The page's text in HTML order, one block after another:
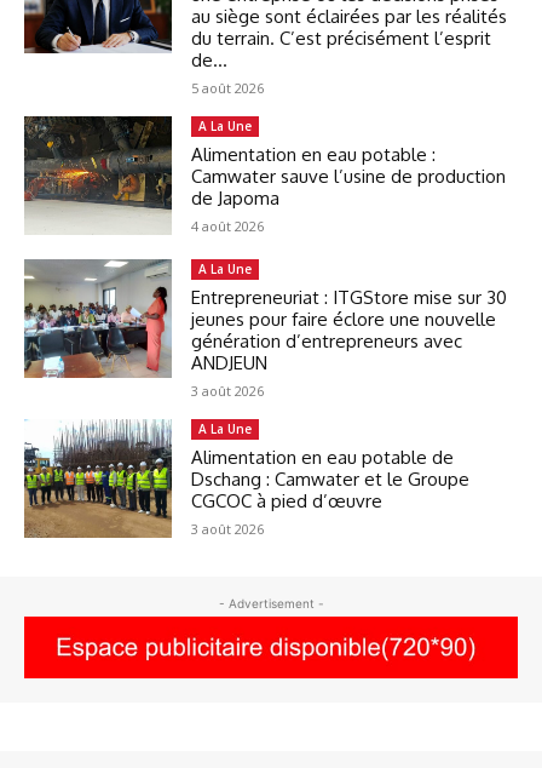
au siège sont éclairées par les réalités
du terrain. C’est précisément l’esprit
de...
5 août 2026
A La Une
Alimentation en eau potable :
Camwater sauve l’usine de production
de Japoma
4 août 2026
A La Une
Entrepreneuriat : ITGStore mise sur 30
jeunes pour faire éclore une nouvelle
génération d’entrepreneurs avec
ANDJEUN
3 août 2026
A La Une
Alimentation en eau potable de
Dschang : Camwater et le Groupe
CGCOC à pied d’œuvre
3 août 2026
- Advertisement -